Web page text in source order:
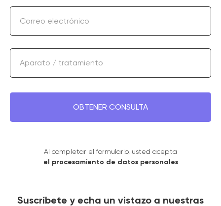
Correo electrónico
Aparato / tratamiento
OBTENER CONSULTA
Al completar el formulario, usted acepta
el procesamiento de datos personales
Suscríbete y echa un vistazo a nuestras